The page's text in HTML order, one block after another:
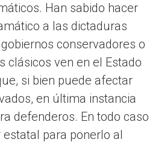
Han sabido hacer
a las dictaduras
conservadores o
clásicos ven en el Estado
si bien puede afectar
en última instancia
defenderos. En todo caso
para ponerlo al